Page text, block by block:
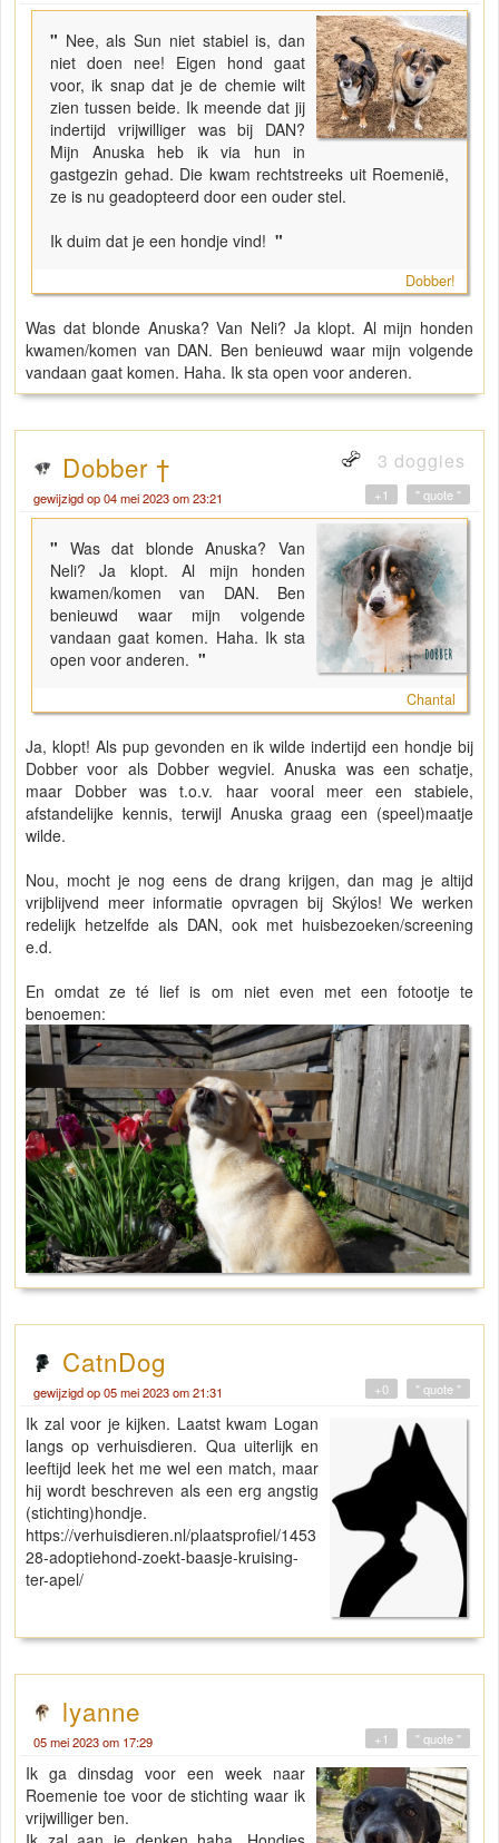
" Nee, als Sun niet stabiel is, dan
niet doen nee! Eigen hond gaat
voor, ik snap dat je de chemie wilt
zien tussen beide. Ik meende dat jij
indertijd vrijwilliger was bij DAN?
Mijn Anuska heb ik via hun in
gastgezin gehad. Die kwam rechtstreeks uit Roemenië,
ze is nu geadopteerd door een ouder stel.
Ik duim dat je een hondje vind! "
Dobber!
Was dat blonde Anuska? Van Neli? Ja klopt. Al mijn honden
kwamen/komen van DAN. Ben benieuwd waar mijn volgende
vandaan gaat komen. Haha. Ik sta open voor anderen.
Dobber † 3 doggies
gewijzigd op 04 mei 2023 om 23:21 " quote "
+1
" Was dat blonde Anuska? Van
Neli? Ja klopt. Al mijn honden
kwamen/komen van DAN. Ben
benieuwd waar mijn volgende
vandaan gaat komen. Haha. Ik sta
open voor anderen. "
Chantal
Ja, klopt! Als pup gevonden en ik wilde indertijd een hondje bij
Dobber voor als Dobber wegviel. Anuska was een schatje,
maar Dobber was t.o.v. haar vooral meer een stabiele,
afstandelijke kennis, terwijl Anuska graag een (speel)maatje
wilde.
Nou, mocht je nog eens de drang krijgen, dan mag je altijd
vrijblijvend meer informatie opvragen bij Skýlos! We werken
redelijk hetzelfde als DAN, ook met huisbezoeken/screening
e.d.
En omdat ze té lief is om niet even met een fotootje te
benoemen:
CatnDog
gewijzigd op 05 mei 2023 om 21:31 " quote "
+0
Ik zal voor je kijken. Laatst kwam Logan
langs op verhuisdieren. Qua uiterlijk en
leeftijd leek het me wel een match, maar
hij wordt beschreven als een erg angstig
(stichting)hondje.
https://verhuisdieren.nl/plaatsprofiel/1453
28-adoptiehond-zoekt-baasje-kruising-
ter-apel/
lyanne
05 mei 2023 om 17:29 " quote "
+1
Ik ga dinsdag voor een week naar
Roemenie toe voor de stichting waar ik
vrijwilliger ben.